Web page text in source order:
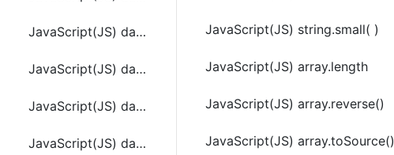
JavaScript(JS) date.setMonth(monthValue[, dayValue])
JavaScript(JS) date.setSeconds(secondsValue[, msValue])
JavaScript(JS) date.setTime(timeValue)
JavaScript(JS) date.setUTCDate(dayValue)
JavaScript(JS) string.small( )
JavaScript(JS) array.length
JavaScript(JS) array.reverse()
JavaScript(JS) array.toSource()